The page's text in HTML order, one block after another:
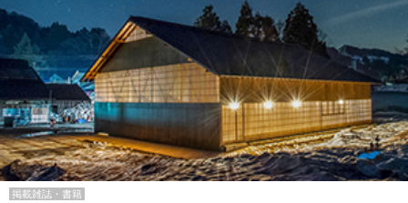
掲載雑誌・書籍